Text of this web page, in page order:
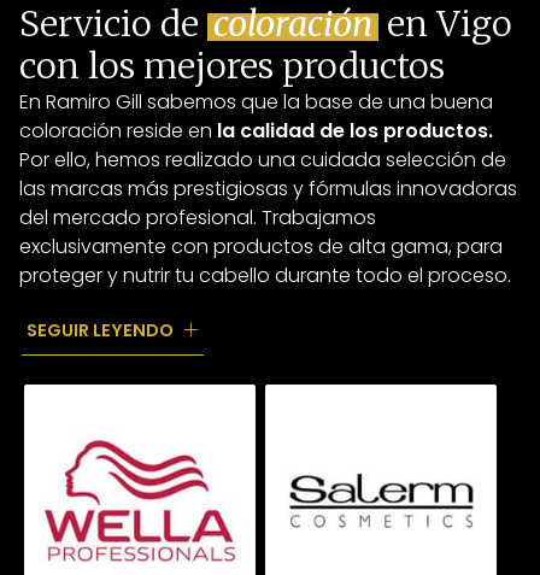
Servicio de coloración en Vigo
con los mejores productos
En Ramiro Gill sabemos que la base de una buena
coloración reside en la calidad de los productos.
Por ello, hemos realizado una cuidada selección de
las marcas más prestigiosas y fórmulas innovadoras
del mercado profesional. Trabajamos
exclusivamente con productos de alta gama, para
proteger y nutrir tu cabello durante todo el proceso.
Ya sea que estés buscando una transformación
completa, unas sutiles mechas en Vigo para iluminar
tu rostro, o las codiciadas mechas balayage con
total confianza de que en Ramiro Gill, tu cabello
recibirá un trato respetuoso y un cuidado
excepcional. Nuestros productos de coloración
minimizan el daño,potencian el brillo y aseguran
que tu cabello se mantenga saludable, fuerte y
SEGUIR LEYENDO